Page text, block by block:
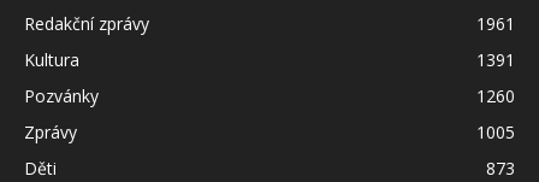
Redakční zprávy
1961
Kultura
1391
Pozvánky
1260
Zprávy
1005
Děti
873